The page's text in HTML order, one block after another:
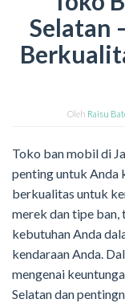
Selatan
Oleh Raisu
Toko ban mobil di
penting untuk Anda
berkualitas untuk
merek dan tipe
kebutuhan Anda
kendaraan Anda.
mengenai
Selatan dan